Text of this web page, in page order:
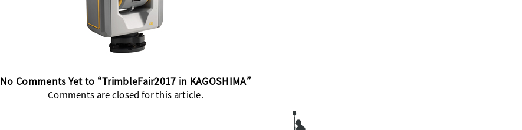
No Comments Yet to “TrimbleFair2017 in KAGOSHIMA”
Comments are closed for this article.